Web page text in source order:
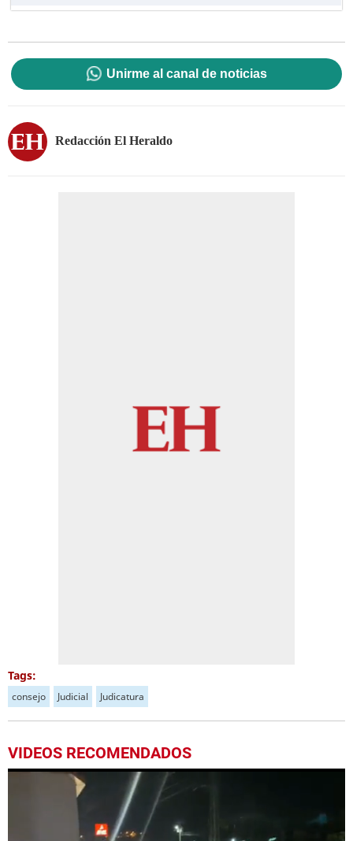
Unirme al canal de noticias
Redacción El Heraldo
Tags:
consejo Judicial Judicatura
VIDEOS RECOMENDADOS